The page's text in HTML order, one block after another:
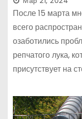
После 15 марта
всего
озаботились
репчатого лука,
присутствует на